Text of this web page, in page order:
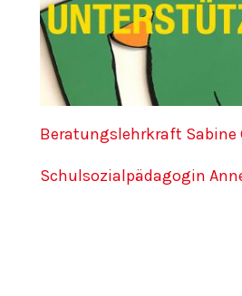
Beratungslehrkraft Sabine
Schulsozialpädagogin